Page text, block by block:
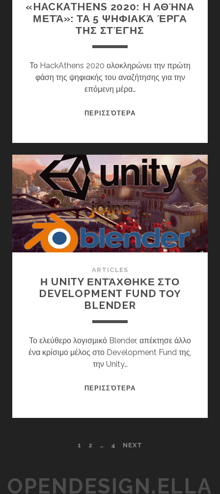
«HACKATHENS 2020: H ΑΘΉΝΑ
ΜΕΤΆ»: ΤΑ 5 ΨΗΦΙΑΚΆ ΈΡΓΑ
ΤΗΣ ΣΤΈΓΗΣ
Το HackAthens 2020 ολοκληρώνει την πρώτη
φάση της ψηφιακής του αναζήτησης για την
επόμενη μέρα…
ΠΕΡΙΣΣΌΤΕΡΑ«HACKATHENS
ΜΕΤΆ»:
ΤΑ
ΨΗΦΙΑΚΆ
ΈΡΓΑ
ΤΗΣ
ΣΤΈΓΗΣ
ARTICLES
Η UNITY ΕΝΤΆΧΘΗΚΕ ΣΤΟ
DEVELOPMENT FUND ΤΟΥ
BLENDER
Το ελεύθερο λογισμικό Blender, απέκτησε άλλο
ένα κρίσιμο μέλος στο Development Fund της,
την Unity…
ΠΕΡΙΣΣΌΤΕΡΑΗ
FUND
1 2 … 4 NEXT
OPENDESIGN.ELLA